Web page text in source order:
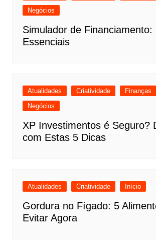
Negócios
Simulador de Financiamento:
Essenciais
Atualidades Criatividade Finanças
Negócios
XP Investimentos é Seguro?
com Estas 5 Dicas
Atualidades Criatividade Início
Gordura no Fígado: 5
Evitar Agora